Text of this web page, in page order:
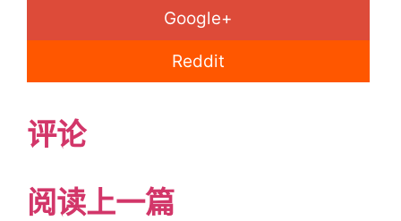
Google+
Reddit
评论
阅读上一篇